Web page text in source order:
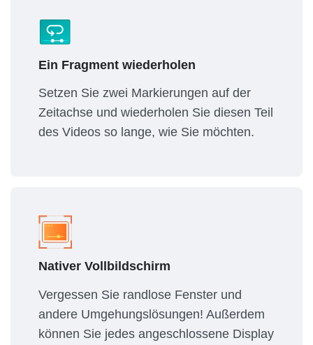
Ein Fragment wiederholen
Setzen Sie zwei Markierungen auf der
Zeitachse und wiederholen Sie diesen Teil
des Videos so lange, wie Sie möchten.
Nativer Vollbildschirm
Vergessen Sie randlose Fenster und
andere Umgehungslösungen! Außerdem
können Sie jedes angeschlossene Display